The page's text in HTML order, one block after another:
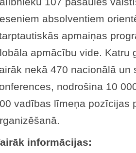
absolventiem
apmaiņas
apmācību vide. Katru
nekā 470 nacionālā un
nodrošina 10
vadības līmeņa pozīcijas
informācijas: